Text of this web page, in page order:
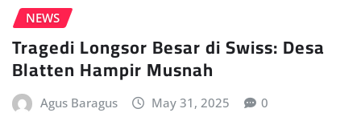
NEWS
Tragedi Longsor Besar di Swiss: Desa
Blatten Hampir Musnah
Agus Baragus May 31, 2025 0